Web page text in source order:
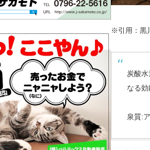
※引用：黒
炭酸
なる
泉質: